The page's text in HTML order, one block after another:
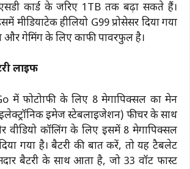
कार्ड के जरिए 1TB तक बढ़ा सकते हैं।
मीडियाटेक हीलियो G99 प्रोसेसर दिया गया
और गेमिंग के लिए काफी पावरफुल है।
लाइफ
में फोटोग्राफी के लिए 8 मेगापिक्सल का मेन
इमेज स्टेबलाइजेशन) फीचर के साथ
वीडियो कॉलिंग के लिए इसमें 8 मेगापिक्सल
गया है। बैटरी की बात करें, तो यह टैबलेट
बैटरी के साथ आता है, जो 33 वॉट फास्ट